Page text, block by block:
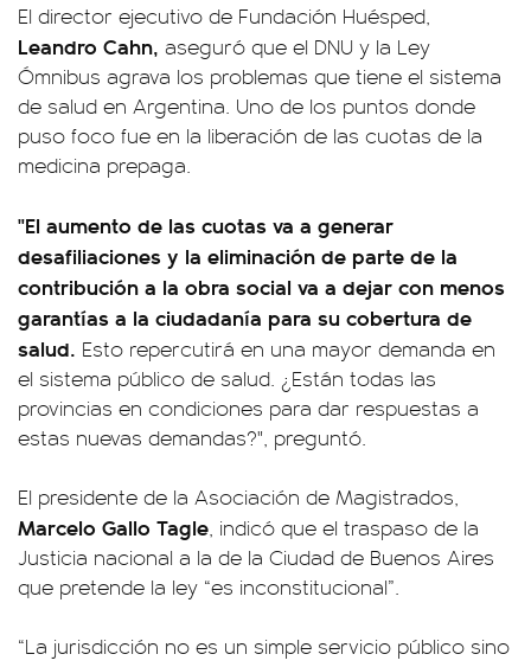
El director ejecutivo de Fundación Huésped,
Leandro Cahn, aseguró que el DNU y la Ley
Ómnibus agrava los problemas que tiene el sistema
de salud en Argentina. Uno de los puntos donde
puso foco fue en la liberación de las cuotas de la
medicina prepaga.
"El aumento de las cuotas va a generar
desafiliaciones y la eliminación de parte de la
contribución a la obra social va a dejar con menos
garantías a la ciudadanía para su cobertura de
salud. Esto repercutirá en una mayor demanda en
el sistema público de salud. ¿Están todas las
provincias en condiciones para dar respuestas a
estas nuevas demandas?", preguntó.
El presidente de la Asociación de Magistrados,
Marcelo Gallo Tagle, indicó que el traspaso de la
Justicia nacional a la de la Ciudad de Buenos Aires
que pretende la ley “es inconstitucional”.
“La jurisdicción no es un simple servicio público sino